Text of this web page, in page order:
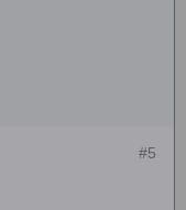
#5